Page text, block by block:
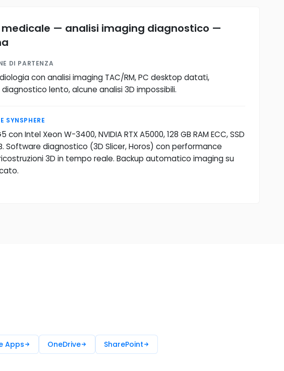
medicale — analisi imaging diagnostico —
DI PARTENZA
con analisi imaging TAC/RM, PC desktop datati,
lento, alcune analisi 3D impossibili.
SYNSPHERE
con Intel Xeon W-3400, NVIDIA RTX A5000, 128 GB RAM ECC, SSD
Software diagnostico (3D Slicer, Horos) con performance
3D in tempo reale. Backup automatico imaging su
Apps OneDrive SharePoint